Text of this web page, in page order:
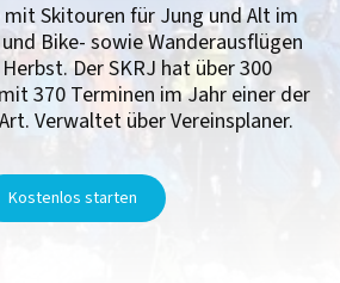
mit Skitouren für Jung und Alt im
Bike- sowie Wanderausflügen
Der SKRJ hat über 300
370 Terminen im Jahr einer der
Verwaltet über Vereinsplaner.
Kostenlos starten